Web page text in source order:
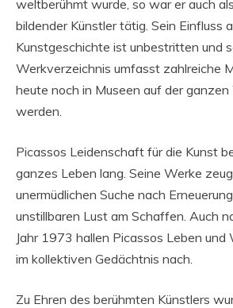
weltberühmt wurde, so war er auch
bildender Künstler tätig. Sein Einfluss
Kunstgeschichte ist unbestritten und
Werkverzeichnis umfasst zahlreiche
heute noch in Museen auf der
werden.
Picassos Leidenschaft für die Kunst
ganzes Leben lang. Seine Werke
unermüdlichen Suche nach
unstillbaren Lust am Schaffen. Auch
Jahr 1973 hallen Picassos Leben und
im kollektiven Gedächtnis nach.
Zu Ehren des berühmten Künstlers